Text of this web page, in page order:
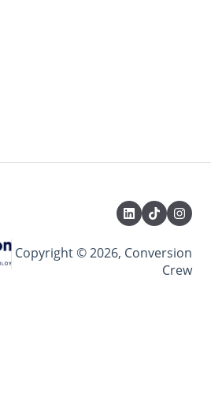
Copyright © 2026, Conversion
Crew